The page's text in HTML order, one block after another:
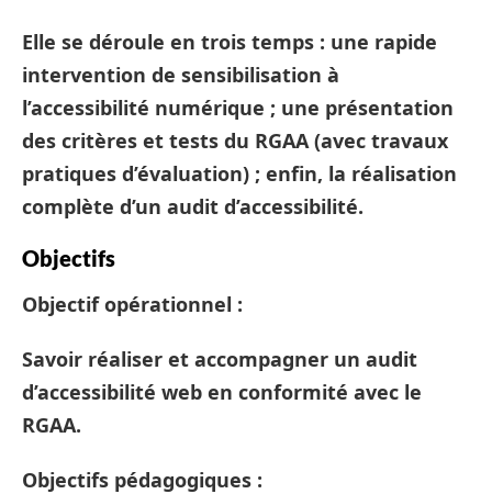
Elle se déroule en trois temps : une rapide
intervention de sensibilisation à
l’accessibilité numérique ; une présentation
des critères et tests du RGAA (avec travaux
pratiques d’évaluation) ; enfin, la réalisation
complète d’un audit d’accessibilité.
Objectifs
Objectif opérationnel :
Savoir réaliser et accompagner un audit
d’accessibilité web en conformité avec le
RGAA.
Objectifs pédagogiques :